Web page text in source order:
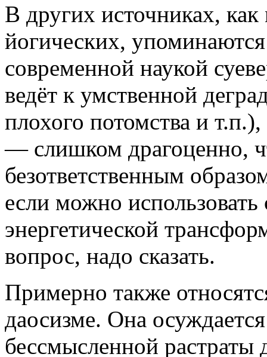
В других источниках,
йогических,
современной наукой
ведёт к умственной
плохого потомства и
— слишком драгоценно,
безответственным
если можно
энергетической
вопрос, надо сказать.
Примерно также
даосизме. Она
бессмысленной